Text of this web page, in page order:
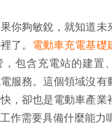
夠敏銳，就知道未
了。 電動車充電基礎
包含充電站的建置
服務。這個領域沒有
，卻也是電動車產業
作需要具備什麼能力